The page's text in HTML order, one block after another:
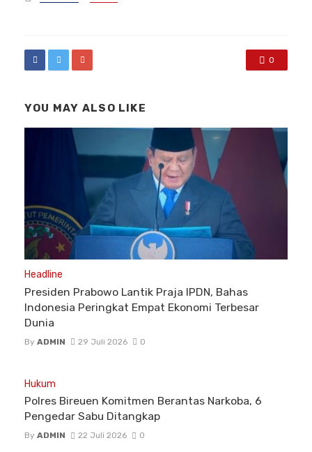
in
0
YOU MAY ALSO LIKE
Headline
Presiden Prabowo Lantik Praja IPDN, Bahas
Indonesia Peringkat Empat Ekonomi Terbesar
Dunia
By ADMIN 29 Juli 2026 0
Hukum
Polres Bireuen Komitmen Berantas Narkoba, 6
Pengedar Sabu Ditangkap
By ADMIN 22 Juli 2026 0